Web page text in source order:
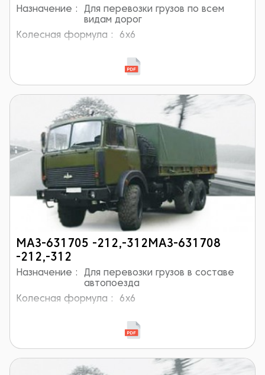
Назначение :
Для перевозки грузов по всем
видам дорог
Колесная формула :
6x6
МАЗ-631705 -212,-312МАЗ-631708
-212,-312
Назначение :
Для перевозки грузов в составе
автопоезда
Колесная формула :
6x6